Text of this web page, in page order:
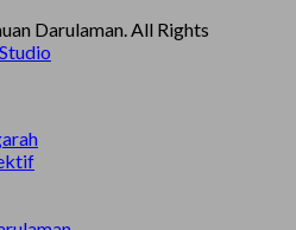
Darulaman. All Rights